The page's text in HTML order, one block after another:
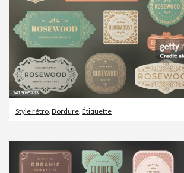
Style rétro, Bordure, Étiquette